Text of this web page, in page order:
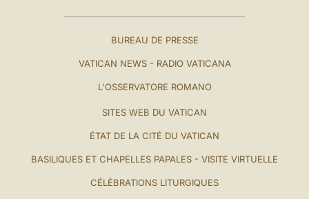
BUREAU DE PRESSE
VATICAN NEWS - RADIO VATICANA
L'OSSERVATORE ROMANO
SITES WEB DU VATICAN
ÉTAT DE LA CITÉ DU VATICAN
BASILIQUES ET CHAPELLES PAPALES - VISITE VIRTUELLE
CÉLÉBRATIONS LITURGIQUES